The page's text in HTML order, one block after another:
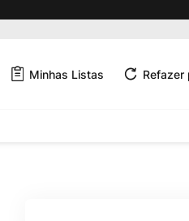
Minhas Listas Refazer